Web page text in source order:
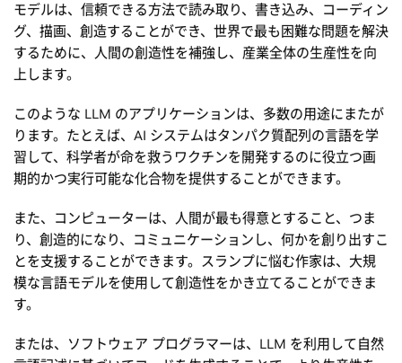
モデルは、信頼できる方法で読み取り、書き込み、コーディン
グ、描画、創造することができ、世界で最も困難な問題を解決
するために、人間の創造性を補強し、産業全体の生産性を向
上します。
このような LLM のアプリケーションは、多数の用途にまたが
ります。たとえば、AI システムはタンパク質配列の言語を学
習して、科学者が命を救うワクチンを開発するのに役立つ画
期的かつ実行可能な化合物を提供することができます。
また、コンピューターは、人間が最も得意とすること、つま
り、創造的になり、コミュニケーションし、何かを創り出すこ
とを支援することができます。スランプに悩む作家は、大規
模な言語モデルを使用して創造性をかき立てることができま
す。
または、ソフトウェア プログラマーは、LLM を利用して自然